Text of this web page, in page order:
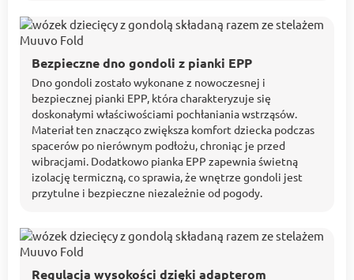
Bezpieczne dno gondoli z pianki EPP
Dno gondoli zostało wykonane z nowoczesnej i
bezpiecznej pianki EPP, która charakteryzuje się
doskonałymi właściwościami pochłaniania wstrząsów.
Materiał ten znacząco zwiększa komfort dziecka podczas
spacerów po nierównym podłożu, chroniąc je przed
wibracjami. Dodatkowo pianka EPP zapewnia świetną
izolację termiczną, co sprawia, że wnętrze gondoli jest
przytulne i bezpieczne niezależnie od pogody.
Regulacja wysokości dzięki adapterom